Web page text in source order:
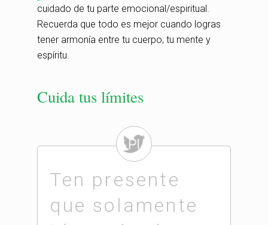
cuidado de tu parte emocional/espiritual.
Recuerda que todo es mejor cuando logras
tener armonía entre tu cuerpo, tu mente y
espíritu.
Cuida tus límites
Ten presente
que solamente